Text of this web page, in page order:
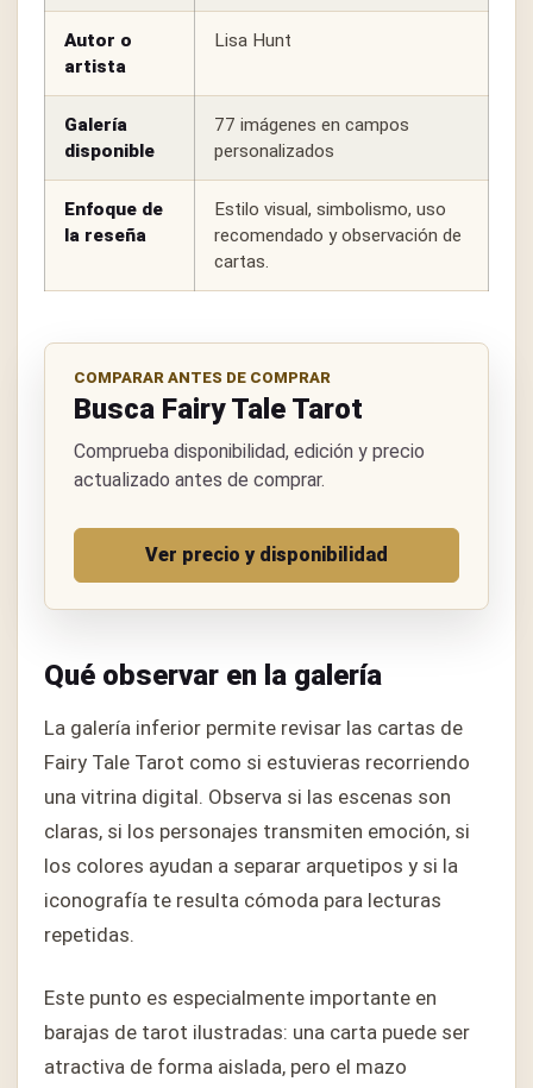
Autor o
artista
Lisa Hunt
Galería
disponible
77 imágenes en campos
personalizados
Enfoque de
la reseña
Estilo visual, simbolismo, uso
recomendado y observación de
cartas.
COMPARAR ANTES DE COMPRAR
Busca Fairy Tale Tarot
Comprueba disponibilidad, edición y precio
actualizado antes de comprar.
Ver precio y disponibilidad
Qué observar en la galería
La galería inferior permite revisar las cartas de
Fairy Tale Tarot como si estuvieras recorriendo
una vitrina digital. Observa si las escenas son
claras, si los personajes transmiten emoción, si
los colores ayudan a separar arquetipos y si la
iconografía te resulta cómoda para lecturas
repetidas.
Este punto es especialmente importante en
barajas de tarot ilustradas: una carta puede ser
atractiva de forma aislada, pero el mazo